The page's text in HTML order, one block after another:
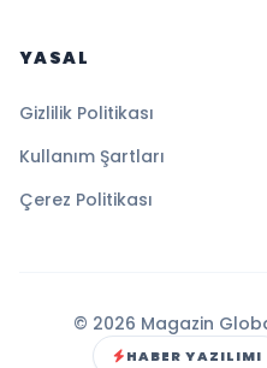
YASAL
Gizlilik Politikası
Kullanım Şartları
Çerez Politikası
© 2026 Magazin
HABER YAZILIMI